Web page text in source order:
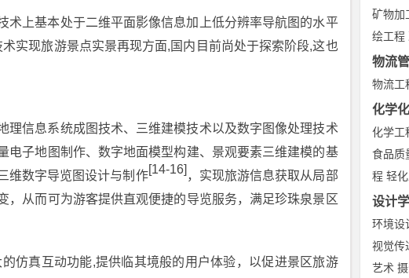
术上基本处于二维平面影像信息加上低分辨率导航图的水平
实现旅游景点实景再现方面,国内目前尚处于探索阶段,这也
理信息系统成图技术、三维建模技术以及数字图像处理技术
电子地图制作、数字地面模型构建、景观要素三维建模的基
维数字导览图设计与制作[14-16]，实现旅游信息获取从局部
，从而可为游客提供直观便捷的导览服务，满足珍珠泉景区
仿真互动功能,提供临其境般的用户体验，以促进景区旅游
矿物加
绘工程
物流
物流工
化学
化学工
食品质
程 轻
设计
环境设
视觉传
艺术